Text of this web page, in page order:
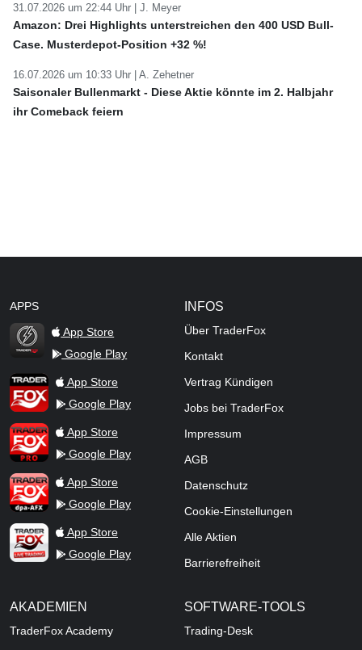
31.07.2026 um 22:44 Uhr | J. Meyer
Amazon: Drei Highlights unterstreichen den 400 USD Bull-
Case. Musterdepot-Position +32 %!
16.07.2026 um 10:33 Uhr | A. Zehetner
Saisonaler Bullenmarkt - Diese Aktie könnte im 2. Halbjahr
ihr Comeback feiern
APPS
TraderFox Flash
App Store
Google Play
TraderFox AppApp Store
Google Play
TraderFox ProApp Store
Google Play
TraderFox dpa-AFX ProFeed
App Store
Google Play
TraderFox Live Trading
App Store
Google Play
INFOS
Über TraderFox
Kontakt
Vertrag Kündigen
Jobs bei TraderFox
Impressum
AGB
Datenschutz
Cookie-Einstellungen
Alle Aktien
Barrierefreiheit
AKADEMIEN
TraderFox Academy
SOFTWARE-TOOLS
Trading-Desk